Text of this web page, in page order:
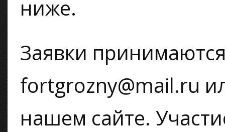
ниже.
Заявки
fortgrozny@mail.ru
нашем сайте.